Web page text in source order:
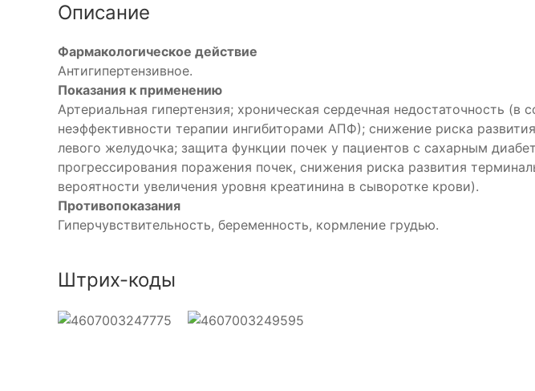
Описание
Фармакологическое действие
Антигипертензивное.
Показания к применению
Артериальная гипертензия; хроническая сердечная недостаточность
неэффективности терапии ингибиторами АПФ); снижение риска
левого желудочка; защита функции почек у пациентов с сахарным
прогрессирования поражения почек, снижения риска развития
вероятности увеличения уровня креатинина в сыворотке крови).
Противопоказания
Гиперчувствительность, беременность, кормление грудью.
Штрих-коды